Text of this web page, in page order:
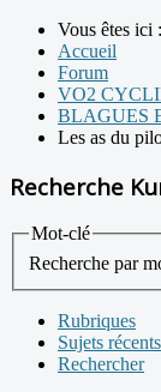
Vous êtes ici :
Accueil
Forum
VO2
BLAGUES
Les as du
Recherche
Mot-clé
Recherche par
Rubriques
Sujets récents
Rechercher